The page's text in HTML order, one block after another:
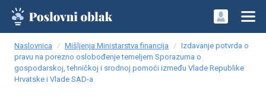
Naslovnica Mišljenja Ministarstva financija
Izdavanje potvrda o
pravu na porezno oslobođenje temeljem Sporazuma o
gospodarskoj, tehničkoj i srodnoj pomoći između Vlade Republike
Hrvatske i Vlade SAD-a